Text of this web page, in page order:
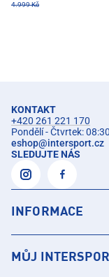
4.999 Kč
KONTAKT
+420 261 221 170
Pondělí - Čtvrtek:
eshop@intersport.cz
SLEDUJTE NÁS
INFORMACE
MŮJ